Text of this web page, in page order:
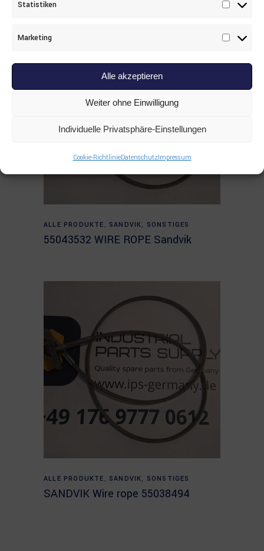
Statistiken
Marketing
Alle akzeptieren
Weiter ohne Einwilligung
Individuelle Privatsphäre-Einstellungen
Cookie-RichtlinieDatenschutzImpressum
Read more
ALLE PRODUKTE , SANDVIK, SONSTIGES
55043532 WIRE ROPE Sandvik
Read more
ALLE PRODUKTE , SANDVIK, SONSTIGES
SANDVIK Wire rope 55038494